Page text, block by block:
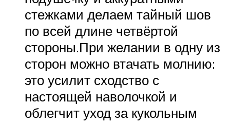
стежками делаем тайный шов
по всей длине четвёртой
стороны.При желании в одну из
сторон можно втачать молнию:
это усилит сходство с
настоящей наволочкой и
облегчит уход за кукольным